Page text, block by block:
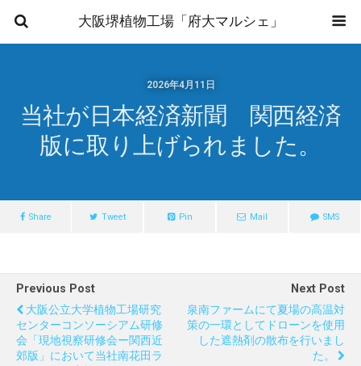
大阪堺植物工場「府大マルシェ」
2026年4月11日
当社が日本経済新聞 関西経済
版に取り上げられました。
Share Tweet Pin Mail SMS
Previous Post
大阪公立大学植物工場研究
センターコンソーシアム研修
会「現地視察研修会ー関西近
郊版」において当社南花田ラ
Next Post
泉南ファームにて夏場の高温対
策の一環としてドローンを使用
した遮熱剤の散布を行いまし
た。